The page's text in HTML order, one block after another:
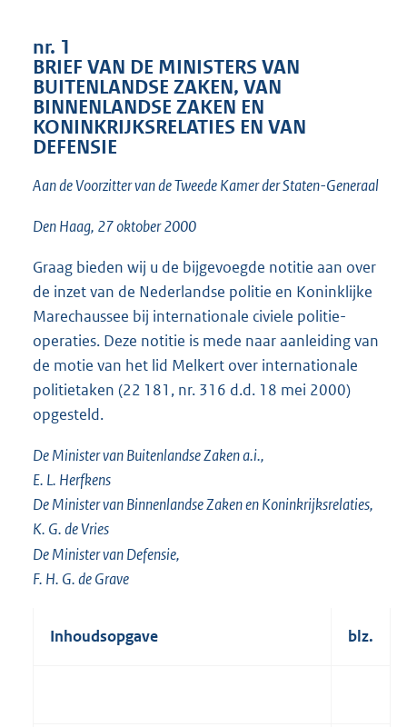
:
4
3
K
nr. 1
BRIEF VAN DE MINISTERS VAN
BUITENLANDSE ZAKEN, VAN
BINNENLANDSE ZAKEN EN
KONINKRIJKSRELATIES EN VAN
DEFENSIE
Aan de Voorzitter van de Tweede Kamer der Staten-Generaal
Den Haag, 27 oktober 2000
Graag bieden wij u de bijgevoegde notitie aan over
de inzet van de Nederlandse politie en Koninklijke
Marechaussee bij internationale civiele politie-
operaties. Deze notitie is mede naar aanleiding van
de motie van het lid Melkert over internationale
politietaken (22 181, nr. 316 d.d. 18 mei 2000)
opgesteld.
De Minister van Buitenlandse Zaken a.i.,
E. L. Herfkens
De Minister van Binnenlandse Zaken en Koninkrijksrelaties,
K. G. de Vries
De Minister van Defensie,
F. H. G. de Grave
Inhoudsopgave blz.